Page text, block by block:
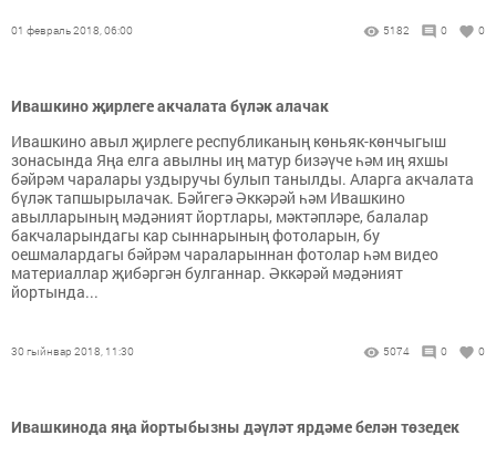
01 февраль 2018, 06:00 5182 0 0
Ивашкино җирлеге акчалата бүләк алачак
Ивашкино авыл җирлеге республиканың көньяк-көнчыгыш
зонасында Яңа елга авылны иң матур бизәүче һәм иң яхшы
бәйрәм чаралары уздыручы булып танылды. Аларга акчалата
бүләк тапшырылачак. Бәйгегә Әккәрәй һәм Ивашкино
авылларының мәдәният йортлары, мәктәпләре, балалар
бакчаларындагы кар сыннарының фотоларын, бу
оешмалардагы бәйрәм чараларыннан фотолар һәм видео
материаллар җибәргән булганнар. Әккәрәй мәдәният
йортында...
30 гыйнвар 2018, 11:30 5074 0 0
Ивашкинода яңа йортыбызны дәүләт ярдәме белән төзедек